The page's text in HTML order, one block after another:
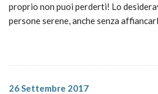
proprio non puoi perderti! Lo
persone serene, anche senza
26 Settembre 2017